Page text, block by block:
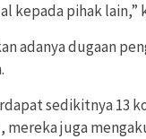
kepada pihak lain,”
adanya dugaan
sedikitnya 13
mereka juga